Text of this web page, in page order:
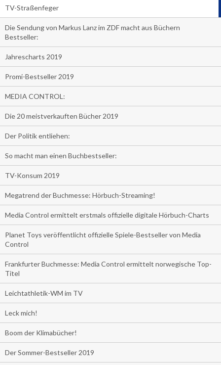
TV-Straßenfeger
Die Sendung von Markus Lanz im ZDF macht aus Büchern
Bestseller:
Jahrescharts 2019
Promi-Bestseller 2019
MEDIA CONTROL:
Die 20 meistverkauften Bücher 2019
Der Politik entliehen:
So macht man einen Buchbestseller:
TV-Konsum 2019
Megatrend der Buchmesse: Hörbuch-Streaming!
Media Control ermittelt erstmals offizielle digitale Hörbuch-Charts
Planet Toys veröffentlicht offizielle Spiele-Bestseller von Media
Control
Frankfurter Buchmesse: Media Control ermittelt norwegische Top-
Titel
Leichtathletik-WM im TV
Leck mich!
Boom der Klimabücher!
Der Sommer-Bestseller 2019